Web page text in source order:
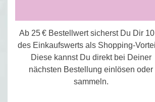
Ab 25 € Bestellwert sicherst Du Dir 10
des Einkaufswerts als Shopping-
Diese kannst Du direkt bei Deiner
nächsten Bestellung einlösen oder
sammeln.